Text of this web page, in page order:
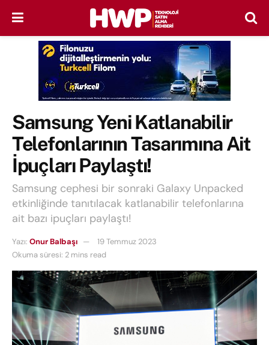
Samsung Yeni Katlanabilir
Telefonlarının Tasarımına Ait
İpuçları Paylaştı!
Samsung cephesi bir sonraki Galaxy Unpacked
etkinliğinde tanıtılacak katlanabilir telefonlarına
ait bazı ipuçları paylaştı!
Yazı: Onur Balbaşı
19 Temmuz 2023
Okuma süresi: 2 mins read